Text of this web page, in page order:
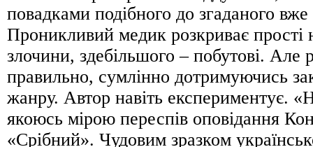
повадками подібного до згаданого
Проникливий медик розкриває
злочини, здебільшого – побутові. Але
правильно, сумлінно дотримуючись
жанру. Автор навіть експериментує.
якоюсь мірою переспів оповідання
«Срібний». Чудовим зразком